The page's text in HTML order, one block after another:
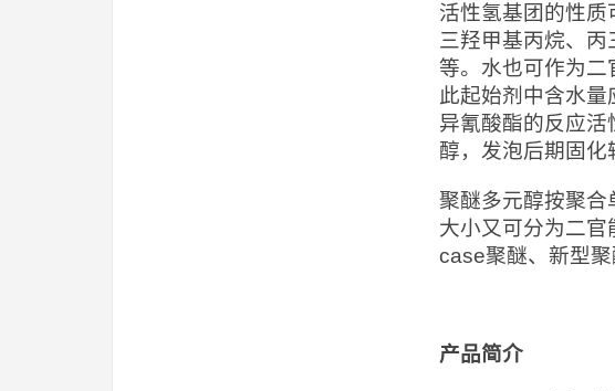
活性氢基团的性质
三羟甲基丙烷、
等。水也可作为二
此起始剂中含水
异氰酸酯的反应
醇，发泡后期固化
聚醚多元醇按聚合
大小又可分为二官
case聚醚、新型聚
产品简介